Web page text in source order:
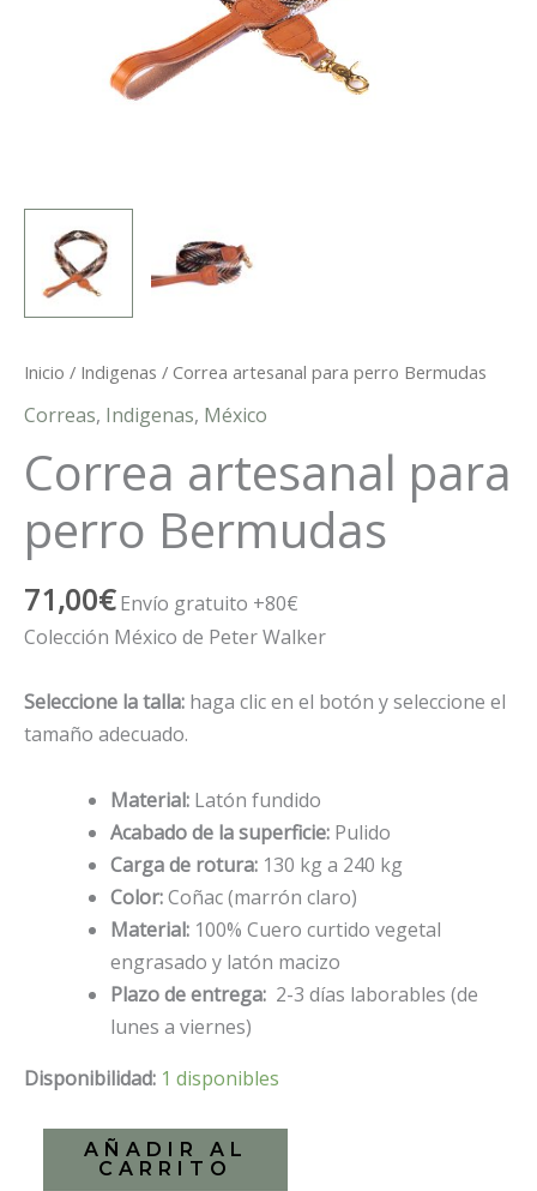
Inicio / Indigenas / Correa artesanal para perro Bermudas
Correas, Indigenas, México
Correa artesanal para
perro Bermudas
71,00€ Envío gratuito +80€
Colección México de Peter Walker
Seleccione la talla: haga clic en el botón y seleccione el
tamaño adecuado.
Material: Latón fundido
Acabado de la superficie: Pulido
Carga de rotura: 130 kg a 240 kg
Color:Coñac (marrón claro)
Material: 100% Cuero curtido vegetal
engrasado y latón macizo
Plazo de entrega: 2-3 días laborables (de
lunes a viernes)
Disponibilidad: 1 disponibles
artesanal
AÑADIR AL
CARRITO